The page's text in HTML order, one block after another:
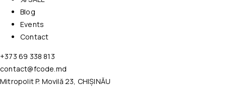
Blog
Events
Contact
+373 69 338 813
contact@fcode.md
Mitropolit P. Movilă 23, CHIȘINĂU